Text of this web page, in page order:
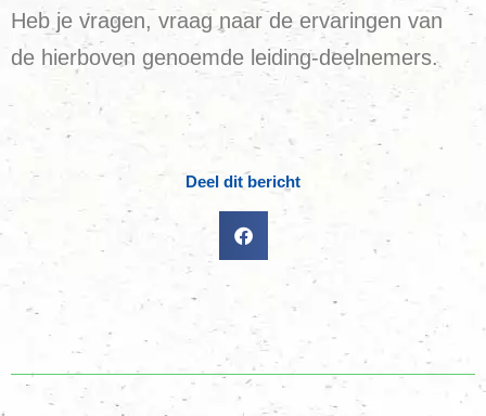
Heb je vragen, vraag naar de ervaringen van
de hierboven genoemde leiding-deelnemers.
Deel dit bericht